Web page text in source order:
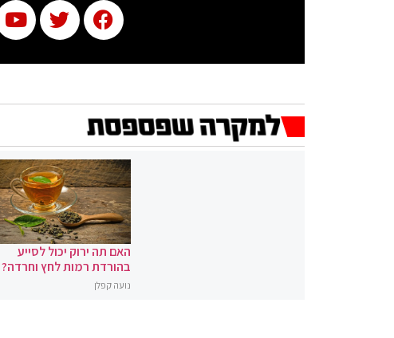
האם תה ירוק יכול לסייע
בהורדת רמות לחץ וחרדה?
נועה קפלן